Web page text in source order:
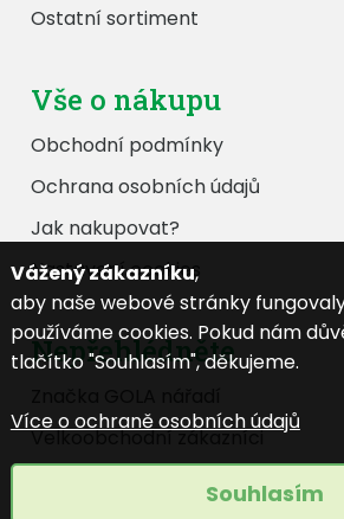
Ostatní sortiment
Vše o nákupu
Obchodní podmínky
Ochrana osobních údajů
Jak nakupovat?
Nastavení cookies
Nepřehlédněte
Velkoobchodní zákazníci
Vážený zákazníku,
aby naše webové stránky
používáme cookies. Pokud nám
tlačítko "Souhlasím", děkujeme.
Více o ochraně osobních údajů
Souhlasím